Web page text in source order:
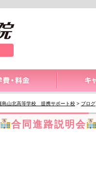
山北高等学校 提携サポート校 > ブログ
合同進路説明会